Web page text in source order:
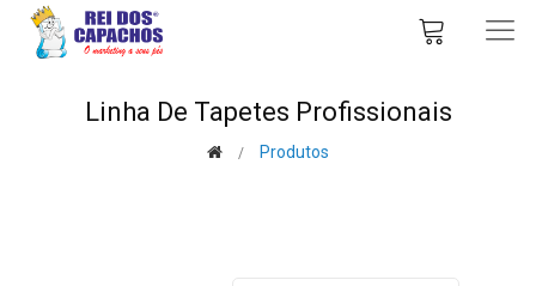
Linha De Tapetes Profissionais
Produtos